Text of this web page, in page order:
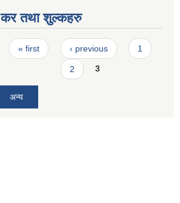
कर तथा शुल्कहरु
Pages
« first ‹ previous 1
2 3
अन्य